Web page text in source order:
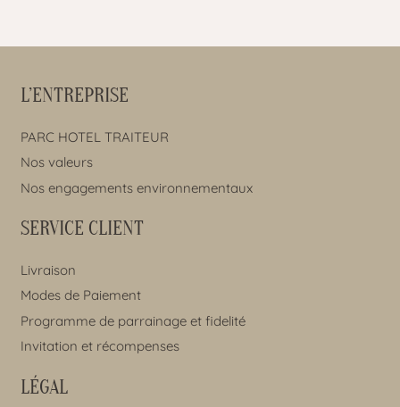
L’ENTREPRISE
PARC HOTEL TRAITEUR
Nos valeurs
Nos engagements environnementaux
SERVICE CLIENT
Livraison
Modes de Paiement
Programme de parrainage et fidelité
Invitation et récompenses
LÉGAL